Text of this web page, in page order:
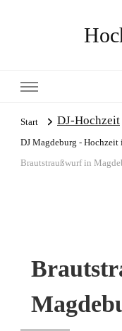
Start DJ-Hochzeit
DJ Magdeburg - Hochzeit
Brautstraußwurf in